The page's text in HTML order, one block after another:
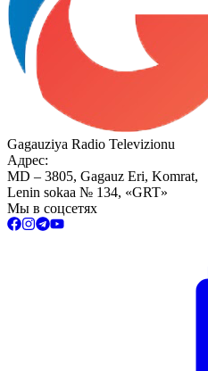
Gagauziya Radio Televizionu
Адрес:
MD – 3805, Gagauz Eri, Komrat,
Lenin sokaa № 134, «GRT»
Мы в соцсетях